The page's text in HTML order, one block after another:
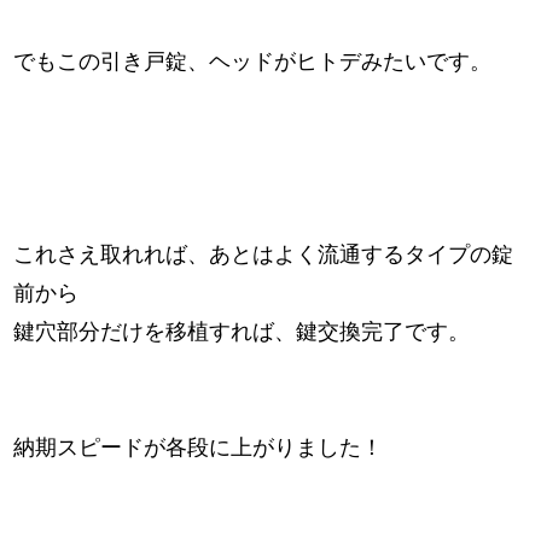
でもこの引き戸錠、ヘッドがヒトデみたいです。
これさえ取れれば、あとはよく流通するタイプの錠
前から
鍵穴部分だけを移植すれば、鍵交換完了です。
納期スピードが各段に上がりました！